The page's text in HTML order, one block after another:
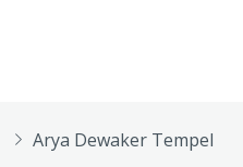
Arya Dewaker Tempel